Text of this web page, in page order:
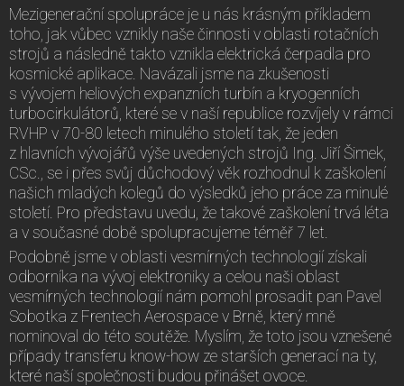
Mezigenerační spolupráce je u nás krásným příkladem
toho, jak vůbec vznikly naše činnosti v oblasti rotačních
strojů a následně takto vznikla elektrická čerpadla pro
kosmické aplikace. Navázali jsme na zkušenosti
s vývojem heliových expanzních turbín a kryogenních
turbocirkulátorů, které se v naší republice rozvíjely v rámci
RVHP v 70-80 letech minulého století tak, že jeden
z hlavních vývojářů výše uvedených strojů Ing. Jiří Šimek,
CSc., se i přes svůj důchodový věk rozhodnul k zaškolení
našich mladých kolegů do výsledků jeho práce za minulé
století. Pro představu uvedu, že takové zaškolení trvá léta
a v současné době spolupracujeme téměř 7 let.
Podobně jsme v oblasti vesmírných technologií získali
odborníka na vývoj elektroniky a celou naši oblast
vesmírných technologií nám pomohl prosadit pan Pavel
Sobotka z Frentech Aerospace v Brně, který mně
nominoval do této soutěže. Myslím, že toto jsou vznešené
případy transferu know-how ze starších generací na ty,
které naší společnosti budou přinášet ovoce.